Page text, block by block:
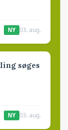
NY 03. aug.
søges
NY 03. aug.